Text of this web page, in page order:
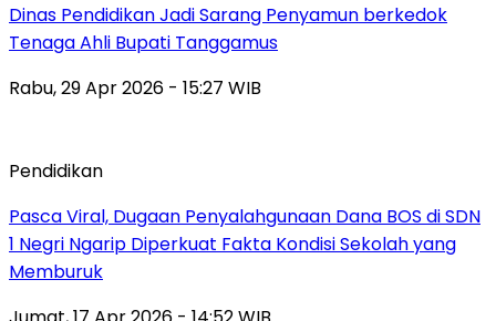
Dinas Pendidikan Jadi Sarang Penyamun berkedok
Tenaga Ahli Bupati Tanggamus
Rabu, 29 Apr 2026 - 15:27 WIB
Pendidikan
Pasca Viral, Dugaan Penyalahgunaan Dana BOS di SDN
1 Negri Ngarip Diperkuat Fakta Kondisi Sekolah yang
Memburuk